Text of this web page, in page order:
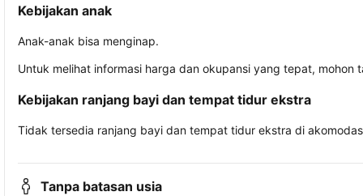
Kebijakan anak
Anak-anak bisa menginap.
Untuk melihat informasi harga dan okupansi yang tepat,
Kebijakan ranjang bayi dan tempat tidur ekstra
Tidak tersedia ranjang bayi dan tempat tidur ekstra di
Tanpa batasan usia